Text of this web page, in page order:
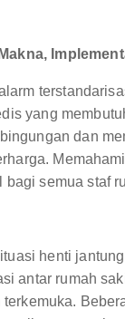
yang
dan
semua staf
henti
antar rumah